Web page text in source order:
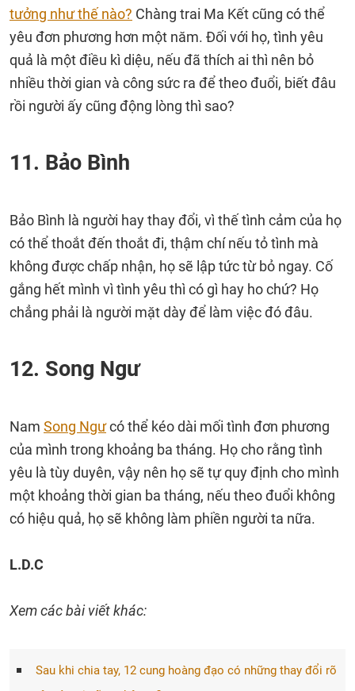
tưởng như thế nào? Chàng trai Ma Kết cũng có thể
yêu đơn phương hơn một năm. Đối với họ, tình yêu
quả là một điều kì diệu, nếu đã thích ai thì nên bỏ
nhiều thời gian và công sức ra để theo đuổi, biết đâu
rồi người ấy cũng động lòng thì sao?
11. Bảo Bình
Bảo Bình là người hay thay đổi, vì thế tình cảm của họ
có thể thoắt đến thoắt đi, thậm chí nếu tỏ tình mà
không được chấp nhận, họ sẽ lập tức từ bỏ ngay. Cố
gắng hết mình vì tình yêu thì có gì hay ho chứ? Họ
chẳng phải là người mặt dày để làm việc đó đâu.
12. Song Ngư
Nam Song Ngưcó thể kéo dài mối tình đơn phương
của mình trong khoảng ba tháng. Họ cho rằng tình
yêu là tùy duyên, vậy nên họ sẽ tự quy định cho mình
một khoảng thời gian ba tháng, nếu theo đuổi không
có hiệu quả, họ sẽ không làm phiền người ta nữa.
L.D.C
Xem các bài viết khác:
Sau khi chia tay, 12 cung hoàng đạo có những thay đổi rõ